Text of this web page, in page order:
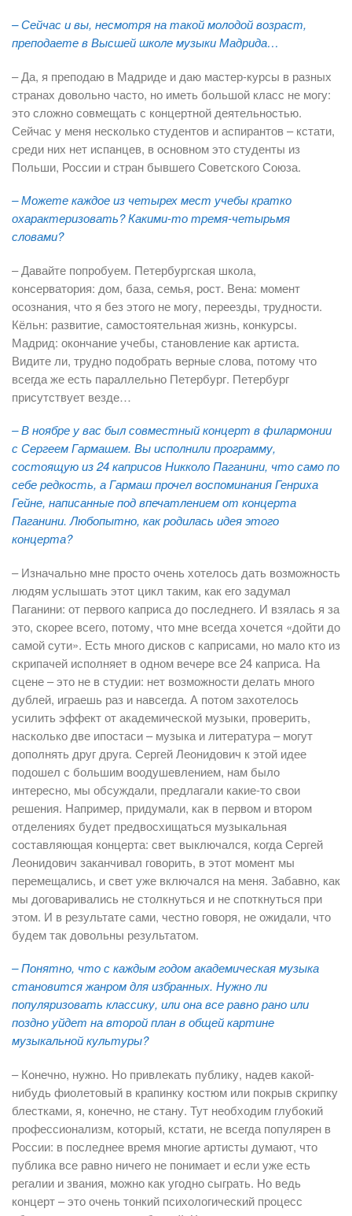
– Сейчас и вы, несмотря на такой молодой возраст,
преподаете в Высшей школе музыки Мадрида…
– Да, я преподаю в Мадриде и даю мастер-курсы в разных
странах довольно часто, но иметь большой класс не могу:
это сложно совмещать с концертной деятельностью.
Сейчас у меня несколько студентов и аспирантов – кстати,
среди них нет испанцев, в основном это студенты из
Польши, России и стран бывшего Советского Союза.
– Можете каждое из четырех мест учебы кратко
охарактеризовать? Какими-то тремя-четырьмя
словами?
– Давайте попробуем. Петербургская школа,
консерватория: дом, база, семья, рост. Вена: момент
осознания, что я без этого не могу, переезды, трудности.
Кёльн: развитие, самостоятельная жизнь, конкурсы.
Мадрид: окончание учебы, становление как артиста.
Видите ли, трудно подобрать верные слова, потому что
всегда же есть параллельно Петербург. Петербург
присутствует везде…
– В ноябре у вас был совместный концерт в филармонии
с Сергеем Гармашем. Вы исполнили программу,
состоящую из 24 каприсов Никколо Паганини, что само по
себе редкость, а Гармаш прочел воспоминания Генриха
Гейне, написанные под впечатлением от концерта
Паганини. Любопытно, как родилась идея этого
концерта?
– Изначально мне просто очень хотелось дать возможность
людям услышать этот цикл таким, как его задумал
Паганини: от первого каприса до последнего. И взялась я за
это, скорее всего, потому, что мне всегда хочется «дойти до
самой сути». Есть много дисков с каприсами, но мало кто из
скрипачей исполняет в одном вечере все 24 каприса. На
сцене – это не в студии: нет возможности делать много
дублей, играешь раз и навсегда. А потом захотелось
усилить эффект от академической музыки, проверить,
насколько две ипостаси – музыка и литература – могут
дополнять друг друга. Сергей Леонидович к этой идее
подошел с большим воодушевлением, нам было
интересно, мы обсуждали, предлагали какие-то свои
решения. Например, придумали, как в первом и втором
отделениях будет предвосхищаться музыкальная
составляющая концерта: свет выключался, когда Сергей
Леонидович заканчивал говорить, в этот момент мы
перемещались, и свет уже включался на меня. Забавно, как
мы договаривались не столкнуться и не споткнуться при
этом. И в результате сами, честно говоря, не ожидали, что
будем так довольны результатом.
– Понятно, что с каждым годом академическая музыка
становится жанром для избранных. Нужно ли
популяризовать классику, или она все равно рано или
поздно уйдет на второй план в общей картине
музыкальной культуры?
– Конечно, нужно. Но привлекать публику, надев какой-
нибудь фиолетовый в крапинку костюм или покрыв скрипку
блестками, я, конечно, не стану. Тут необходим глубокий
профессионализм, который, кстати, не всегда популярен в
России: в последнее время многие артисты думают, что
публика все равно ничего не понимает и если уже есть
регалии и звания, можно как угодно сыграть. Но ведь
концерт – это очень тонкий психологический процесс